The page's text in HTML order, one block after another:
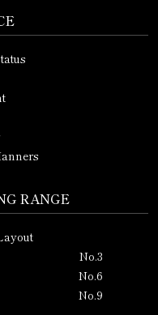
RANGE
No.3
No.6
No.9